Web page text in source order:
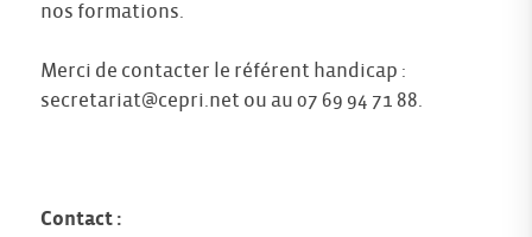
nos formations.
Merci de contacter le référent handicap :
secretariat@cepri.net ou au 07 69 94 71 88.
Contact :